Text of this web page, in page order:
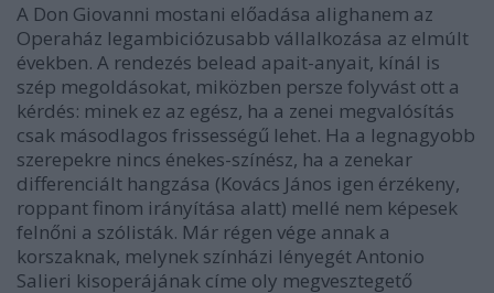
A Don Giovanni mostani előadása alighanem az
Operaház legambiciózusabb vállalkozása az elmúlt
években. A rendezés belead apait-anyait, kínál is
szép megoldásokat, miközben persze folyvást ott a
kérdés: minek ez az egész, ha a zenei megvalósítás
csak másodlagos frissességű lehet. Ha a legnagyobb
szerepekre nincs énekes-színész, ha a zenekar
differenciált hangzása (Kovács János igen érzékeny,
roppant finom irányítása alatt) mellé nem képesek
felnőni a szólisták. Már régen vége annak a
korszaknak, melynek színházi lényegét Antonio
Salieri kisoperájának címe oly megvesztegető